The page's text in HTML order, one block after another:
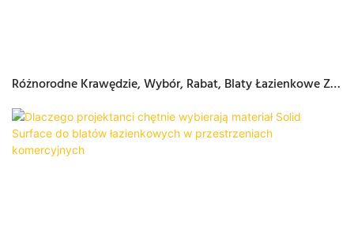
Różnorodne Krawędzie, Wybór, Rabat, Blaty Łazienkowe Z
Litej Powierzchni